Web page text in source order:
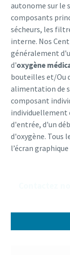
autonome sur le
composants
sécheurs, les
interne. Nos
généralement
d'oxygène
bouteilles et/Ou
alimentation de
composant
individuellement
d'entrée, d'un
d'oxygène. Tous
l’écran